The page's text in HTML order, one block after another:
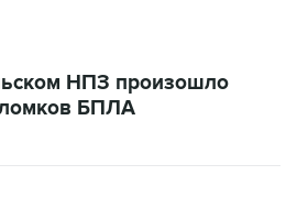
НПЗ произошло
БПЛА